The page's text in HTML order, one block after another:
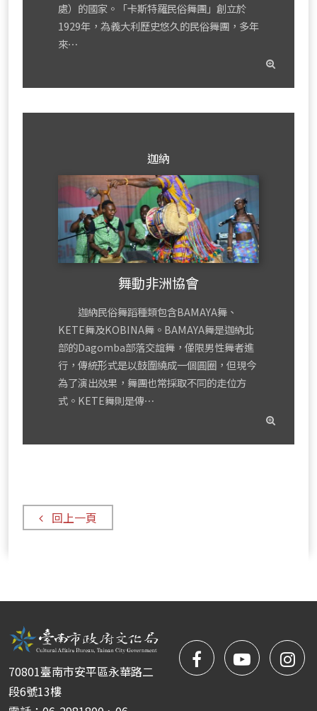
處）的國家。「卡斯特羅民俗舞團」創立於
1929年，為義大利歷史悠久的民俗舞團，多年
來⋯
迦納
舞動非洲協會
迦納民俗舞蹈種類包含BAMAYA舞、
KETE舞及KOBINA舞。BAMAYA舞是迦納北
部的Dagomba部落交誼舞，僅限男性舞者進
行，傳統形式是以鼓圍繞成一個圓圈，但現今
為了演出效果，舞團也常採取不同的走位方
式。KETE舞則是傳⋯
回上一頁
70801臺南市安平區永華路二
段6號13樓
facebook